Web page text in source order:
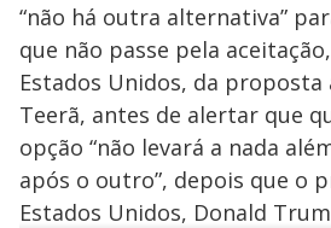
“não há outra alternativa”
que não passe pela
Estados Unidos, da
Teerã, antes de alertar que
opção “não levará a nada
após o outro”, depois que o
Estados Unidos, Donald